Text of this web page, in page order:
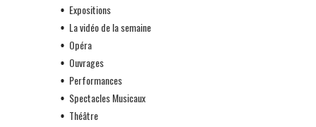
Expositions
La vidéo de la semaine
Opéra
Ouvrages
Performances
Spectacles Musicaux
Théâtre